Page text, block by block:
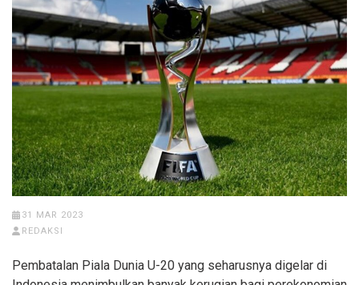
31 MAR 2023
REDAKSI
Pembatalan Piala Dunia U-20 yang seharusnya digelar di